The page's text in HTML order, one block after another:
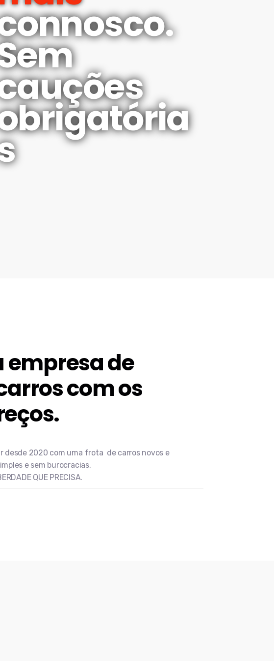
empresa de
com os
desde 2020 com uma frota de carros novos e
e sem burocracias.
QUE PRECISA.